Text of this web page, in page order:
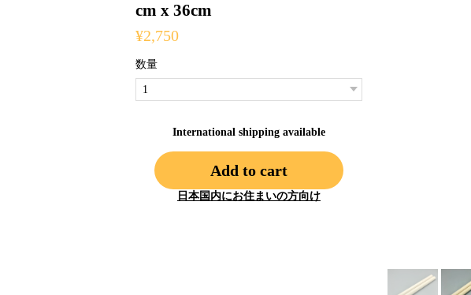
cm x 36cm
¥2,750
数量
International shipping available
Add to cart
日本国内にお住まいの方向け